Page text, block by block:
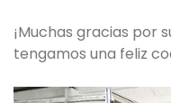
¡Muchas gracias por
tengamos una feliz